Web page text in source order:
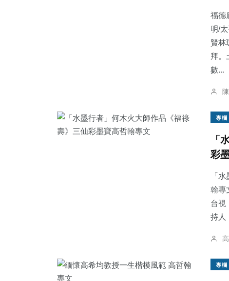
福德
明/
賢林
拜。
數...
專欄
「
彩
「
翰專
台視
持人
專欄